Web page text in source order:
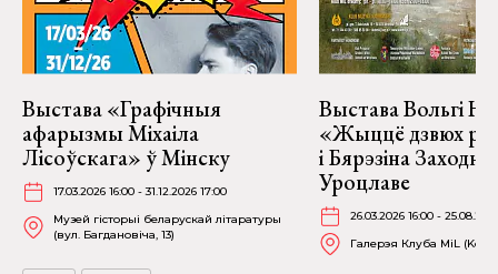
Выстава «Графічныя
афарызмы Міхаіла
Лісоўскага» ў Мінску
17.03.2026 16:00 - 31.12.2026 17:00
Музей гісторыі беларускай літаратуры
(вул. Багдановіча, 13)
Выстава Вольгі
«Жыццё дзвюх
і Бярэзіна
Уроцлаве
26.03.2026 16:00 -
Галерэя Клуба MiL